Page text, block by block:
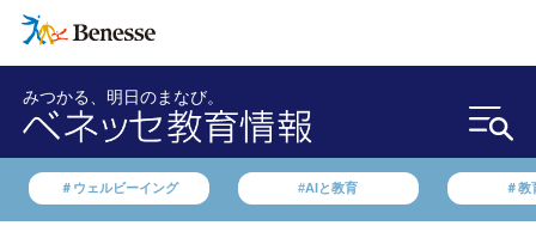
みつかる、明日のまなび。
＃ウェルビーイング #AIと教育 ＃教